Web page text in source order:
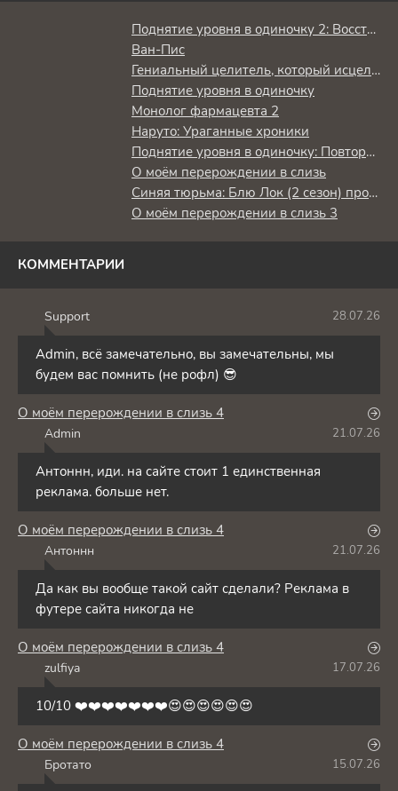
Поднятие уровня в одиночку 2: Восстаньте из тени
Ван-Пис
Гениальный целитель, который исцелял в одно мгновение, но был изгнан как бесполезный, теперь наслаждается жизнью в качестве тёмного целителя
Поднятие уровня в одиночку
Монолог фармацевта 2
Наруто: Ураганные хроники
Поднятие уровня в одиночку: Повторное пробуждение
О моём перерождении в слизь
Синяя тюрьма: Блю Лок (2 сезон) против юношеской сборной Японии
О моём перерождении в слизь 3
КОММЕНТАРИИ
Support 28.07.26
Admin, всё замечательно, вы замечательны, мы
будем вас помнить (не рофл) 😎
О моём перерождении в слизь 4
Admin 21.07.26
Антоннн, иди. на сайте стоит 1 единственная
реклама. больше нет.
О моём перерождении в слизь 4
Антоннн 21.07.26
Да как вы вообще такой сайт сделали? Реклама в
футере сайта никогда не
О моём перерождении в слизь 4
zulfiya 17.07.26
10/10 ❤️❤️❤️❤️❤️❤️❤️😍😍😍😍😍😍
О моём перерождении в слизь 4
Бротато 15.07.26